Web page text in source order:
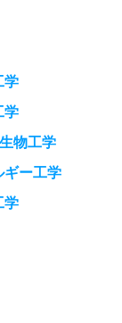
学
学
生物工学
ギー工学
学